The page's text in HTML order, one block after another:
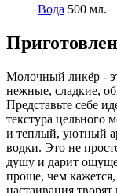
Вода 500 мл.
Молочный ликёр -
нежные, сладкие,
Представьте себе
текстура цельного
и теплый, уютный
водки. Это не
душу и дарит
проще, чем кажется,
настаивания